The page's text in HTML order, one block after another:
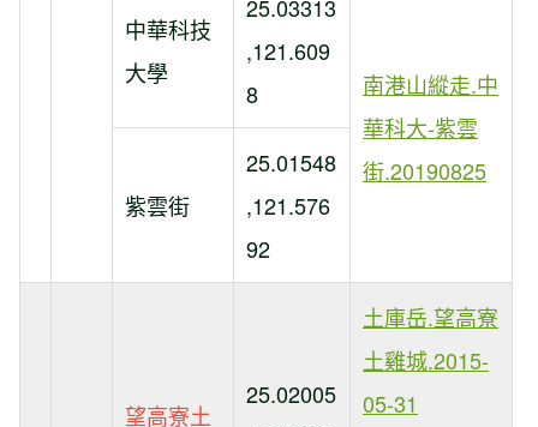
中華科技
大學
25.03313
,121.609
8
南港山縱走.中
華科大-紫雲
街.20190825
紫雲街
25.01548
,121.576
92
望高寮土
25.02005
土庫岳.望高寮
土雞城.2015-
05-31